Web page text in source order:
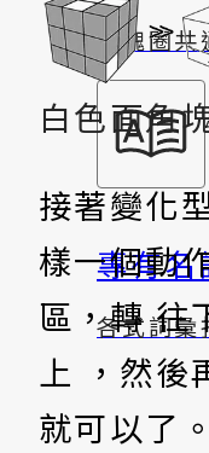
方塊圈共
專有
各式詞彙
白色面角
接著變化
樣一個動
區，轉 往
上 ，然後
就可以了。